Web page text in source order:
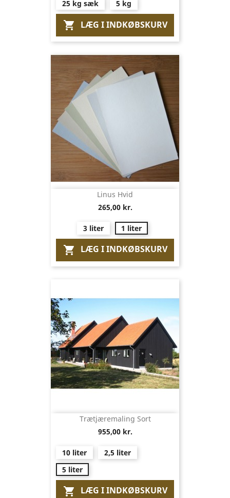
25 kg sæk 5 kg
 LÆG I INDKØBSKURV
Linus Hvid
265,00 kr.
3 liter 1 liter
 LÆG I INDKØBSKURV
Trætjæremaling Sort
955,00 kr.
10 liter
2,5 liter
5 liter
 LÆG I INDKØBSKURV